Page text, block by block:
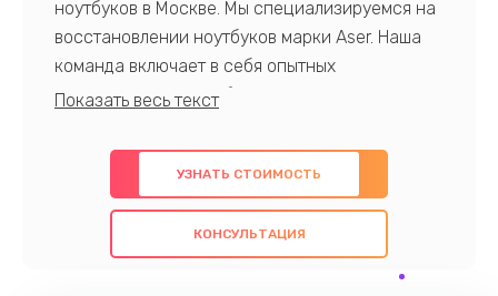
ноутбуков в Москве. Мы специализируемся на
восстановлении ноутбуков марки Aser. Наша
команда включает в себя опытных
профессионалов с обширными знаниями и
предлагаем быстрый и качественный ремонт с
использованием оригинальных компонентов, а
также гарантируем качество всех
проведенных работ. Наша цель - предоставить
УЗНАТЬ СТОИМОСТЬ
КОНСУЛЬТАЦИЯ